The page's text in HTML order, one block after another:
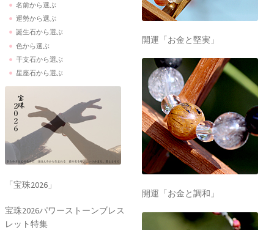
名前から選ぶ
運勢から選ぶ
誕生石から選ぶ
色から選ぶ
干支石から選ぶ
星座石から選ぶ
「宝珠2026」
宝珠2026パワーストーンブレス
レット特集
開運「お金と堅実」
開運「お金と調和」